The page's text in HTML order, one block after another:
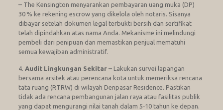
– The Kensington menyarankan pembayaran uang muka (DP)
30 % ke rekening escrow yang dikelola oleh notaris. Sisanya
dibayar setelah dokumen legal terbukti bersih dan sertifikat
telah dipindahkan atas nama Anda. Mekanisme ini melindungi
pembeli dari penipuan dan memastikan penjual mematuhi
semua kewajiban administratif.
4. Audit Lingkungan Sekitar– Lakukan survei lapangan
bersama arsitek atau perencana kota untuk memeriksa rencana
tata ruang (RTRW) di wilayah Denpasar Residence. Pastikan
tidak ada rencana pembangunan jalan raya atau fasilitas publik
yang dapat mengurangi nilai tanah dalam 5‑10 tahun ke depan.